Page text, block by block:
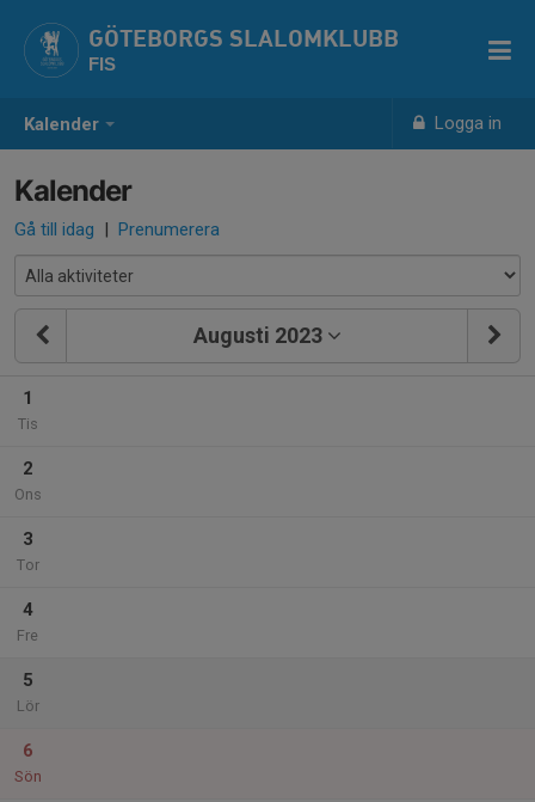
Kalender Logga in
GÖTEBORGS SLALOMKLUBB
FIS
Kalender
Gå till idag | Prenumerera
Augusti 2023
1
Tis
2
Ons
3
Tor
4
Fre
5
Lör
6
Sön